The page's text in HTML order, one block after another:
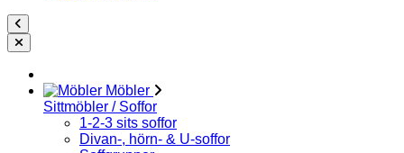
Möbler
Sittmöbler / Soffor
1-2-3 sits soffor
Divan-, hörn- & U-soffor